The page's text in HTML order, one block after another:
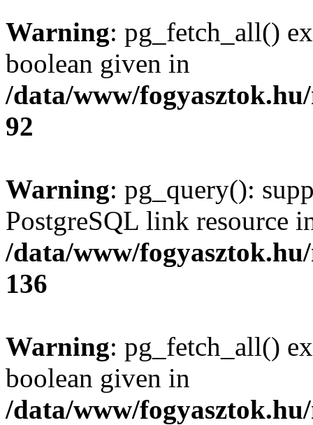
Warning: pg_fetch_all()
boolean given in
/data/www/
92
Warning: pg_query():
PostgreSQL link resource
/data/www/
136
Warning: pg_fetch_all()
boolean given in
/data/www/